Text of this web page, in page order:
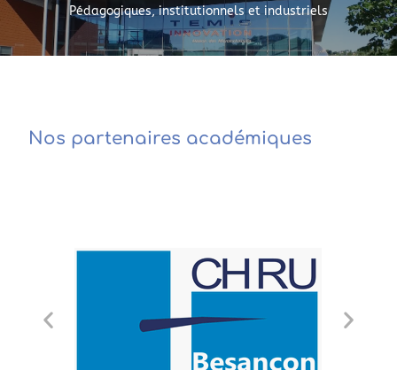
Pédagogiques, institutionnels et industriels
Nos partenaires académiques